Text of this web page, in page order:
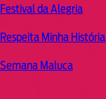
Festival da Alegria
Respeita Minha História
Semana Maluca